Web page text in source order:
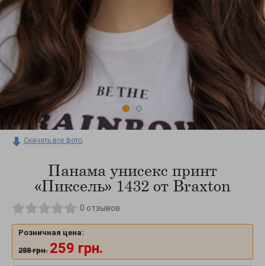
Скачать все фото
Панама унисекс принт
«Пиксель» 1432 от Braxton
0 отзывов
Розничная цена:
288 грн. 259 грн.